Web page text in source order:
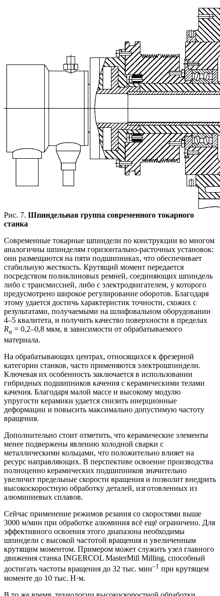
Рис. 7. Шпиндельная группа современного токарного
станка
Современные токарные шпиндели по конструкции во многом
аналогичны шпинделям горизонтально-расточных установок:
они размещаются на пяти подшипниках, что обеспечивает
стабильную жесткость. Крутящий момент передается
посредством поликлиновых ремней, соединяющих шпиндель
либо с трансмиссией, либо с электродвигателем, у которого
предусмотрено широкое регулирование оборотов. Благодаря
этому удается достичь характеристик точности, схожих с
результатами, получаемыми на шлифовальном оборудовании
4–5 квалитета, и получить качество поверхности в пределах
Ra = 0,2–0,8 мкм, в зависимости от обрабатываемого
материала.
На обрабатывающих центрах, относящихся к фрезерной
категории станков, часто применяются электрошпиндели.
Ключевая их особенность заключается в использовании
гибридных подшипников качения с керамическими телами
качения. Благодаря малой массе и высокому модулю
упругости керамики удается снизить инерционные
деформации и повысить максимально допустимую частоту
вращения.
Дополнительно стоит отметить, что керамические элементы
менее подвержены явлению холодной сварки с
металлическими кольцами, что положительно влияет на
ресурс направляющих. В перспективе освоение производства
полноценно керамических подшипников значительно
увеличит предельные скорости вращения и позволит внедрить
высокоскоростную обработку деталей, изготовленных из
алюминиевых сплавов.
Сейчас применение режимов резания со скоростями выше
3000 м/мин при обработке алюминия всё ещё ограничено. Для
эффективного освоения этого диапазона необходимы
шпиндели с высокой частотой вращения и увеличенным
крутящим моментом. Примером может служить узел главного
движения станка INGERCOL MasterMill Milling, способный
достигать частоты вращения до 32 тыс. мин–1 при крутящем
моменте до 10 тыс. Н·м.